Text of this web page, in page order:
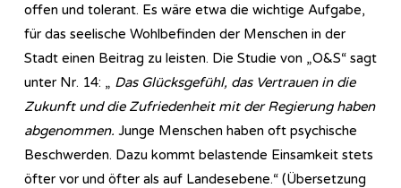
offen und tolerant. Es wäre etwa die wichtige Aufgabe,
für das seelische Wohlbefinden der Menschen in der
Stadt einen Beitrag zu leisten. Die Studie von „O&S“ sagt
unter Nr. 14: „ Das Glücksgefühl, das Vertrauen in die
Zukunft und die Zufriedenheit mit der Regierung haben
abgenommen. Junge Menschen haben oft psychische
Beschwerden. Dazu kommt belastende Einsamkeit stets
öfter vor und öfter als auf Landesebene.“ (Übersetzung